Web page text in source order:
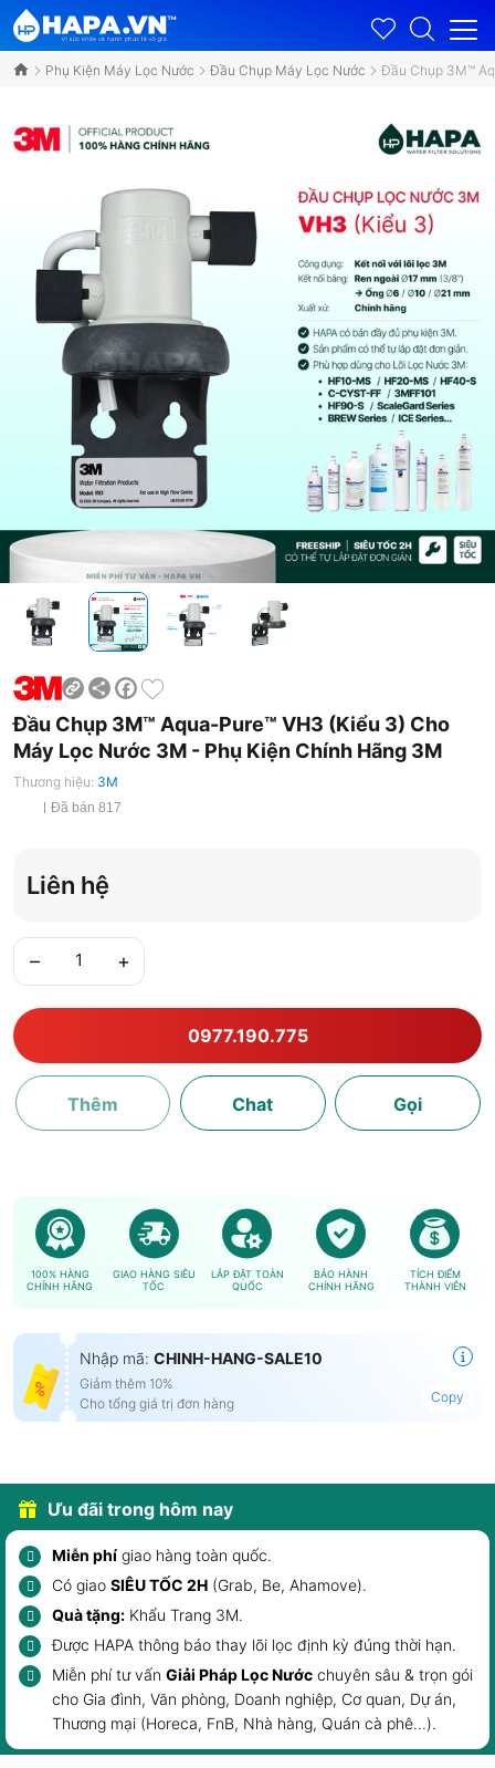
Phụ Kiện Máy Lọc Nước Đầu Chụp Máy Lọc Nước Đầu Chụp 3M™
ShareFacebook
Đầu Chụp 3M™ Aqua-Pure™ VH3 (Kiểu 3) Cho
Máy Lọc Nước 3M - Phụ Kiện Chính Hãng 3M
Thương hiệu: 3M
Đã bán 817
Liên hệ
– +
0977.190.775
Thêm Chat Gọi
100% HÀNG
CHÍNH HÃNG
GIAO HÀNG SIÊU
TỐC
LẮP ĐẶT TOÀN
QUỐC
BẢO HÀNH
CHÍNH HÃNG
TÍCH ĐIỂM
THÀNH VIÊN
Nhập mã: CHINH-HANG-SALE10
Giảm thêm 10%
Cho tổng giá trị đơn hàng
Copy
Ưu đãi trong hôm nay
Miễn phí giao hàng toàn quốc.
Có giao SIÊU TỐC 2H (Grab, Be, Ahamove).
Quà tặng: Khẩu Trang 3M.
Được HAPA thông báo thay lõi lọc định kỳ đúng thời hạn.
Miễn phí tư vấn Giải Pháp Lọc Nước chuyên sâu & trọn gói
cho Gia đình, Văn phòng, Doanh nghiệp, Cơ quan, Dự án,
Thương mại (Horeca, FnB, Nhà hàng, Quán cà phê...).